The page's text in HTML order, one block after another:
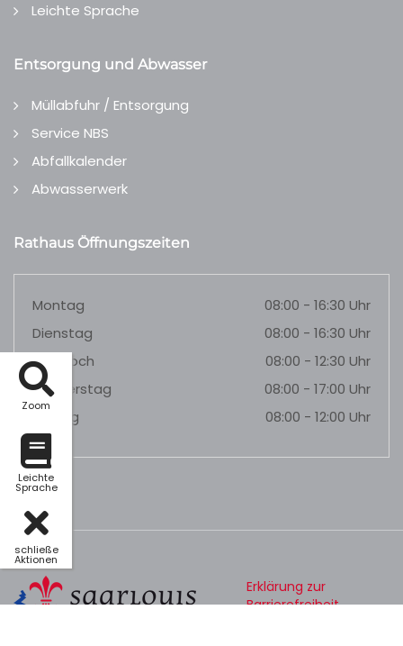
Zoom
Leichte
Sprache
schließe
Aktionen
Leichte Sprache
Entsorgung und Abwasser
Müllabfuhr / Entsorgung
Service NBS
Abfallkalender
Abwasserwerk
Rathaus Öffnungszeiten
Montag
08:00 - 16:30 Uhr
Dienstag
08:00 - 16:30 Uhr
Mittwoch
08:00 - 12:30 Uhr
Donnerstag
08:00 - 17:00 Uhr
Freitag
08:00 - 12:00 Uhr
Erklärung zur
Barrierefreiheit